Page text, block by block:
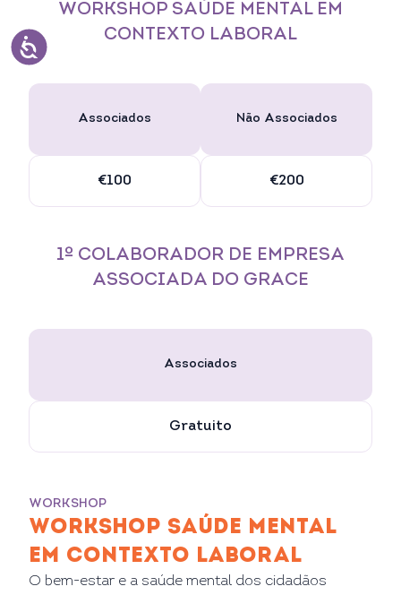
WORKSHOP SAÚDE MENTAL EM
CONTEXTO LABORAL
Associados
€100
Não Associados
€200
1º COLABORADOR DE EMPRESA
ASSOCIADA DO GRACE
Associados
Gratuito
WORKSHOP
WORKSHOP SAÚDE MENTAL
EM CONTEXTO LABORAL
O bem-estar e a saúde mental dos cidadãos